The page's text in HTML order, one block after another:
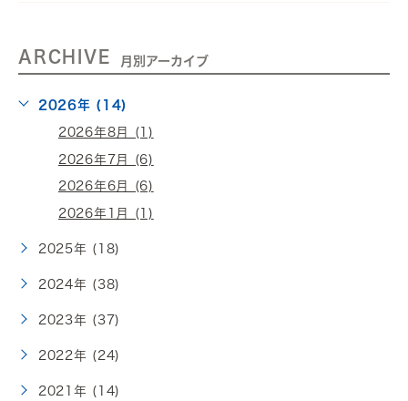
ARCHIVE 月別アーカイブ
2026年 (14)
2026年8月 (1)
2026年7月 (6)
2026年6月 (6)
2026年1月 (1)
2025年 (18)
2024年 (38)
2023年 (37)
2022年 (24)
2021年 (14)